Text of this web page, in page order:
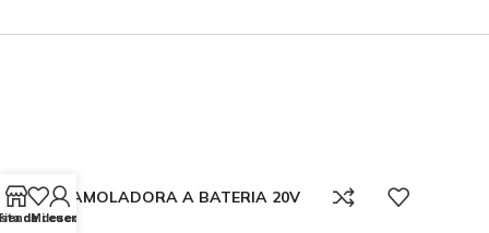
AMOLADORA A BATERIA 20V
de deseos
Mi cuenta